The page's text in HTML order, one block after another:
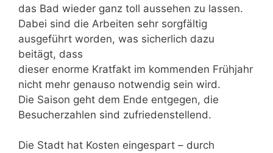
das Bad wieder ganz toll aussehen zu lassen.
Dabei sind die Arbeiten sehr sorgfältig
ausgeführt worden, was sicherlich dazu
beitägt, dass
dieser enorme Kratfakt im kommenden Frühjahr
nicht mehr genauso notwendig sein wird.
Die Saison geht dem Ende entgegen, die
Besucherzahlen sind zufriedenstellend.
Die Stadt hat Kosten eingespart – durch